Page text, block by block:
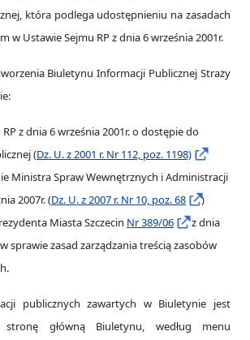
która podlega udostępnieniu na zasadach
w Ustawie Sejmu RP z dnia 6 września 2001r.
Biuletynu Informacji Publicznej Straży
z dnia 6 września 2001r. o dostępie do
(Dz. U. z 2001 r. Nr 112, poz. 1198)
Ministra Spraw Wewnętrznych i Administracji
2007r. (Dz. U. z 2007 r. Nr 10, poz. 68
)
Miasta Szczecin Nr 389/06
z dnia
sprawie zasad zarządzania treścią zasobów
publicznych zawartych w Biuletynie jest
główną Biuletynu, według menu